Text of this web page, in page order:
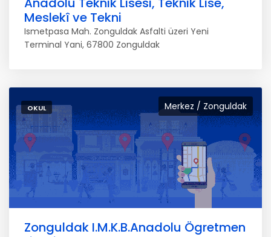
Meslekî ve Tekni
Ismetpasa Mah. Zonguldak Asfalti üzeri Yeni
Terminal Yani, 67800 Zonguldak
Merkez / Zonguldak
OKUL
Zonguldak I.M.K.B.Anadolu Ögretmen